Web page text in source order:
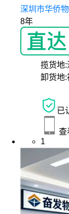
深圳市华侨
8年
揽货地:
卸货地:
已
查
1